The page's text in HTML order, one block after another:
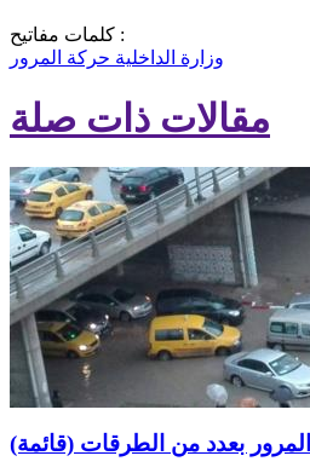
كلمات مفاتيح :
وزارة الداخلية حركة المرور
مقالات ذات صلة
بعدد من الطرقات (قائمة)